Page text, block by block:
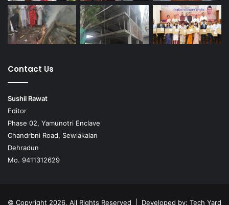
Contact Us
Sushil Rawat
Editor
Phase 02, Yamunotri Enclave
Chandrbni Road, Sewlakalan
Dehradun
Mo. 9411312629
© Copyright 2026, All Rights Reserved | Developed by: Tech Yard